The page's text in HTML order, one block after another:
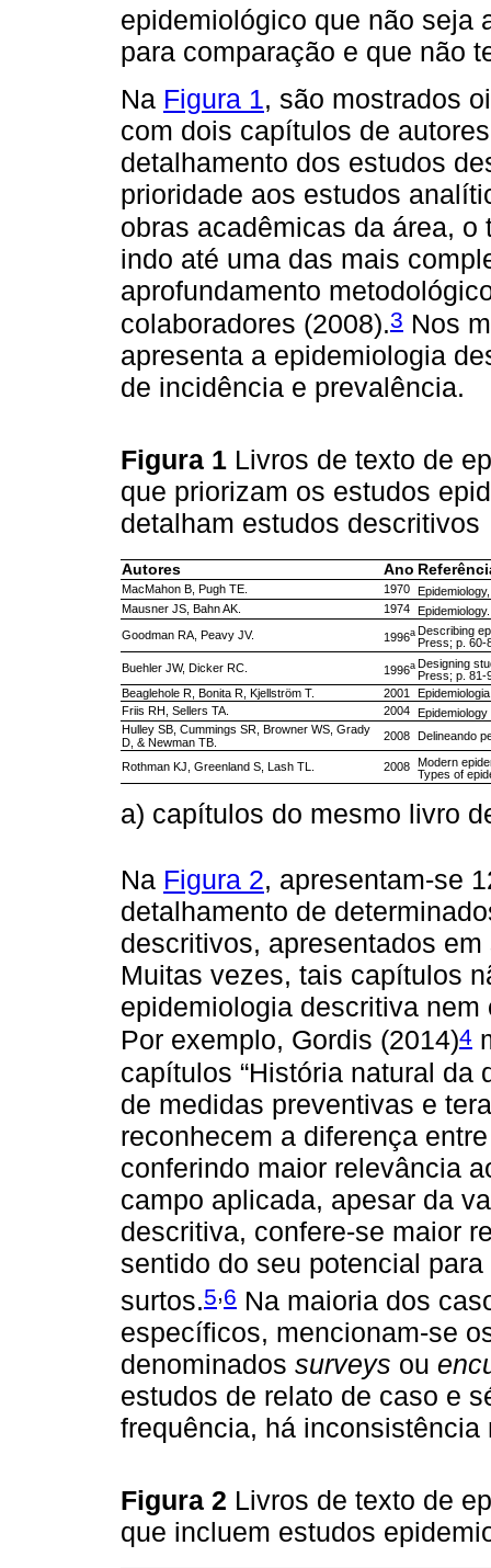
epidemiológico que não seja
para comparação e que não
Na Figura 1 , são mostrados
com dois capítulos de
detalhamento dos estudos
prioridade aos estudos
obras acadêmicas da área,
indo até uma das mais
aprofundamento
colaboradores (2008).3 Nos
apresenta a epidemiologia
de incidência e prevalência.
Figura 1 Livros de texto de
que priorizam os estudos
detalham estudos descritivos
Autores Ano
MacMahon B, Pugh TE. 1970
Mausner JS, Bahn AK.
1974
Goodman RA, Peavy JV.
1996a Describing
Press; p. 60-
Buehler JW, Dicker RC.
1996a Designing
Press; p. 81-
Beaglehole R, Bonita R, Kjellström T.
2001
Friis RH, Sellers TA.
2004
Hulley SB, Cummings SR, Browner WS, Grady
D, & Newman TB.
2008 Delineando
Rothman KJ, Greenland S, Lash TL. 2008 Modern
Types of
a) capítulos do mesmo livro
Na Figura 2, apresentam-se
detalhamento de
descritivos, apresentados
Muitas vezes, tais capítulos
epidemiologia descritiva
Por exemplo, Gordis (2014)4
capítulos “História natural da
de medidas preventivas e
reconhecem a diferença
conferindo maior relevância
campo aplicada, apesar da
descritiva, confere-se maior
sentido do seu potencial
surtos.5,6 Na maioria dos
específicos, mencionam-se
denominados surveys ou
estudos de relato de caso e
frequência, há inconsistência
Figura 2 Livros de texto de
que incluem estudos